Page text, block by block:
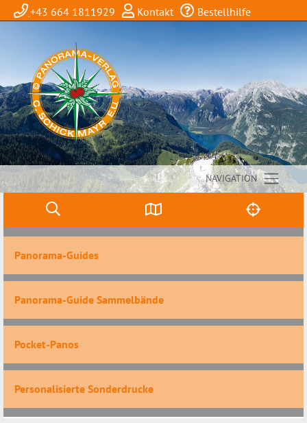
+43 664 1811929 Kontakt Bestellhilfe
NAVIGATION
Panorama-Guides
Panorama-Guide Sammelbände
Pocket-Panos
Personalisierte Sonderdrucke